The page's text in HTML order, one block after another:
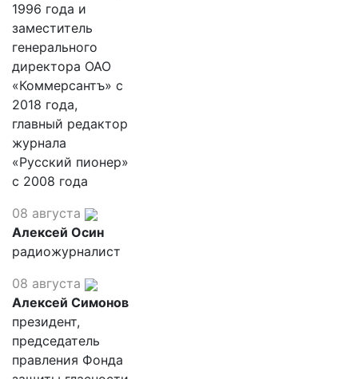
1996 года и
заместитель
генерального
директора ОАО
«Коммерсантъ» с
2018 года,
главный редактор
журнала
«Русский пионер»
с 2008 года
08 августа
Алексей Осин
радиожурналист
08 августа
Алексей Симонов
президент,
председатель
правления Фонда